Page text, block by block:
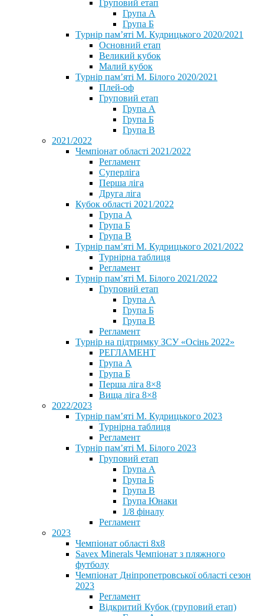
Груповий етап
Група А
Група Б
Турнір пам’яті М. Кудрицького 2020/2021
Основний етап
Великий кубок
Малий кубок
Турнір пам’яті М. Білого 2020/2021
Плей-оф
Груповий етап
Група А
Група Б
Група В
2021/2022
Чемпіонат області 2021/2022
Регламент
Суперліга
Перша ліга
Друга ліга
Кубок області 2021/2022
Група А
Група Б
Група В
Турнір пам’яті М. Кудрицького 2021/2022
Турнірна таблиця
Регламент
Турнір пам’яті М. Білого 2021/2022
Груповий етап
Група А
Група Б
Група В
Регламент
Турнір на підтримку ЗСУ «Осінь 2022»
РЕГЛАМЕНТ
Група А
Група Б
Перша ліга 8×8
Вища ліга 8×8
2022/2023
Турнір пам’яті М. Кудрицького 2023
Турнірна таблиця
Регламент
Турнір пам’яті М. Білого 2023
Груповий етап
Група А
Група Б
Група В
Група Юнаки
1/8 фіналу
Регламент
2023
Чемпіонат області 8х8
Savex Minerals Чемпіонат з пляжного
футболу
Чемпіонат Дніпропетровської області сезон
2023
Регламент
Відкритий Кубок (груповий етап)